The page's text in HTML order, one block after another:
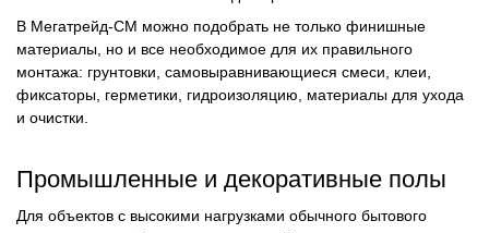
В Мегатрейд-СМ можно подобрать не только финишные
материалы, но и все необходимое для их правильного
монтажа: грунтовки, самовыравнивающиеся смеси, клеи,
фиксаторы, герметики, гидроизоляцию, материалы для ухода
и очистки.
Промышленные и декоративные полы
Для объектов с высокими нагрузками обычного бытового